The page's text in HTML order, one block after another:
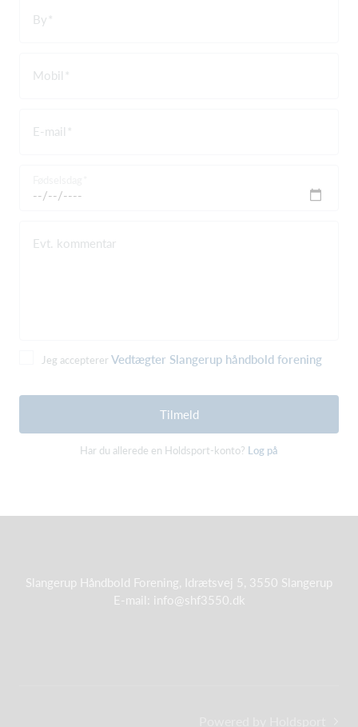
By
Mobil
E-mail
Evt. kommentar
Jeg accepterer Vedtægter Slangerup håndbold forening
Tilmeld
Har du allerede en Holdsport-konto? Log på
Slangerup Håndbold Forening, Idrætsvej 5, 3550 Slangerup
E-mail: info@shf3550.dk